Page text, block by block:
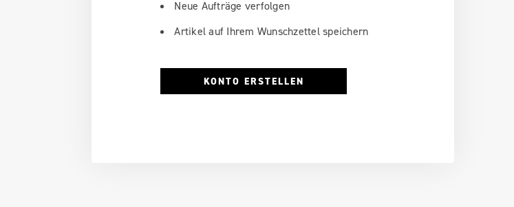
Neue Aufträge verfolgen
Artikel auf Ihrem Wunschzettel speichern
KONTO ERSTELLEN